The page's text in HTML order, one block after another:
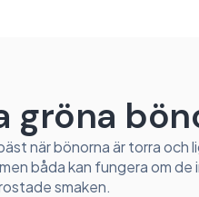
gröna
när bönorna är torra
båda kan fungera om
smaken.